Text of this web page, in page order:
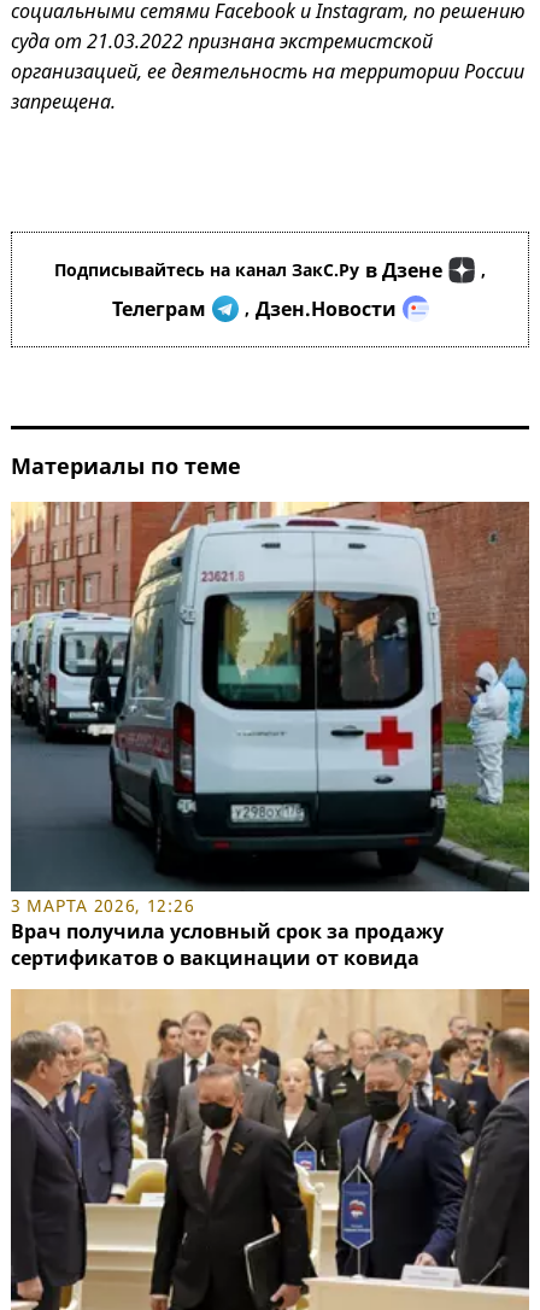
социальными сетями Facebook и Instagram, по решению
суда от 21.03.2022 признана экстремистской
организацией, ее деятельность на территории России
запрещена.
Подписывайтесь на канал ЗакС.Ру в Дзене ,
Телеграм , Дзен.Новости
Материалы по теме
3 МАРТА 2026, 12:26
Врач получила условный срок за продажу
сертификатов о вакцинации от ковида